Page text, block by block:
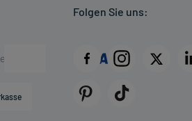
Folgen Sie uns: